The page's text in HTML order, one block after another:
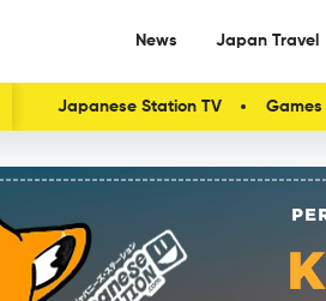
News Japan Travel
Japanese Station TV Games